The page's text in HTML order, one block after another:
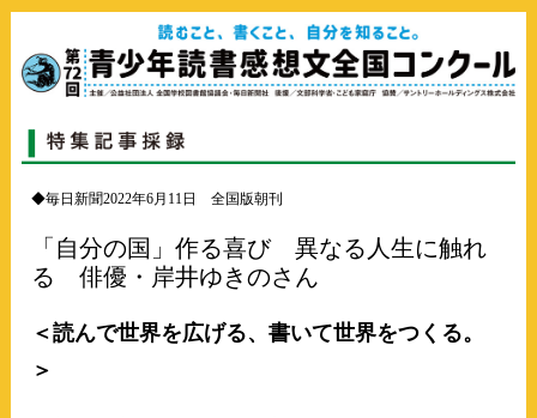
◆毎日新聞2022年6月11日 全国版朝刊
「自分の国」作る喜び 異なる人生に触れ
る 俳優・岸井ゆきのさん
＜読んで世界を広げる、書いて世界をつくる。
＞